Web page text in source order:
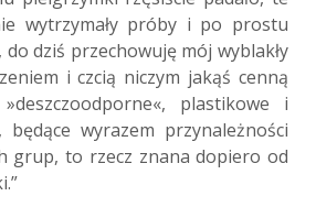
wytrzymały próby i po prostu
do dziś przechowuję mój wyblakły
i czcią niczym jakąś cenną
plastikowe i
będące wyrazem przynależności
grup, to rzecz znana dopiero od